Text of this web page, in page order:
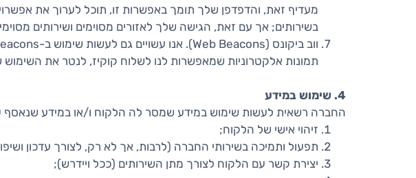
מעדיף זאת, והדפדפן שלך תומך באפשרות זו, תוכל לערוך את
בשירותים; אך עם זאת, הגישה שלך לאזורים מסוימים ושירותים
ווב ביקונס (Web Beacons)
. אנו עשויים גם לעשות שימוש ב-Web Beacons ("
תמונות אלקטרוניות שמאפשרות לנו לשלוח קוקיז, לנטר את
4. שימוש במידע
החברה רשאית לעשות שימוש במידע שמסר לה הלקוח ו/או במידע שנאסף
זיהוי אישי של הלקוח;
תפעול ותמיכה בשירותי החברה (לרבות, אך לא רק, לצורך עדכון
יצירת קשר עם הלקוח לצורך מתן השירותים (ככל ויידרש);